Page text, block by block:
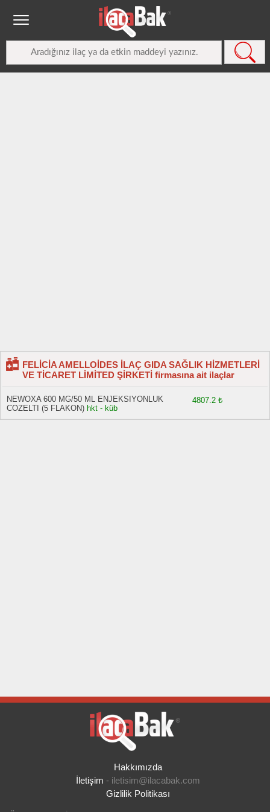
FELİCİA AMELLOİDES İLAÇ GIDA SAĞLIK HİZMETLERİ
VE TİCARET LİMİTED ŞİRKETİ firmasına ait ilaçlar
NEWOXA 600 MG/50 ML ENJEKSIYONLUK
COZELTI (5 FLAKON) hkt - küb
4807.2 ₺
Hakkımızda
İletişim - iletisim@ilacabak.com
Gizlilik Politikası